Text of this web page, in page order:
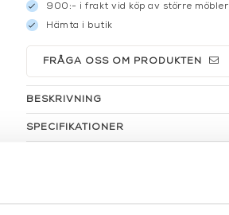
900:- i frakt vid köp av större möbler
Hämta i butik
FRÅGA OSS OM PRODUKTEN
BESKRIVNING
SPECIFIKATIONER